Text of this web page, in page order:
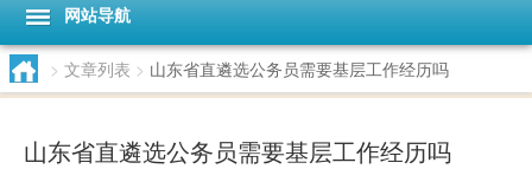
网站导航
> 文章列表 > 山东省直遴选公务员需要基层工作经历吗
山东省直遴选公务员需要基层工作经历吗